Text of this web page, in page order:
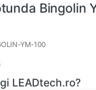
Bingolin
YM-100
LEADtech.ro?